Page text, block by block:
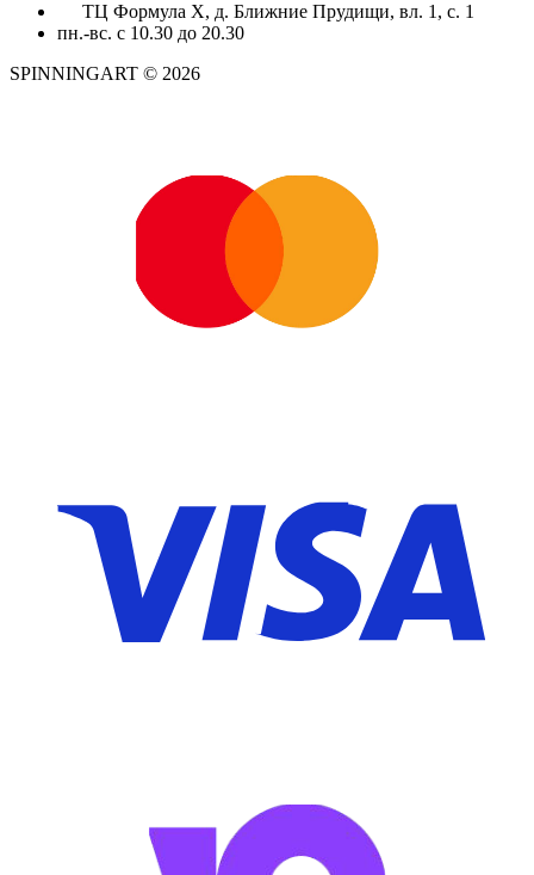
ТЦ Формула X, д. Ближние Прудищи, вл. 1, с. 1
пн.-вс. с 10.30 до 20.30
SPINNINGART © 2026